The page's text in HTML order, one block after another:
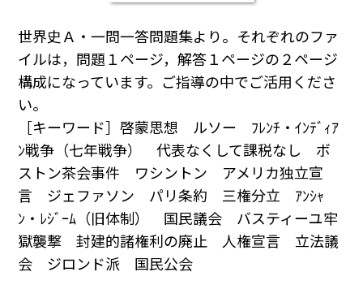
世界史Ａ・一問一答問題集より。それぞれのファ
イルは，問題１ページ，解答１ページの２ページ
構成になっています。ご指導の中でご活用くださ
い。
［キーワード］啓蒙思想 ルソー ﾌﾚﾝﾁ・ｲﾝﾃﾞｨｱ
ﾝ戦争（七年戦争） 代表なくして課税なし ボ
ストン茶会事件 ワシントン アメリカ独立宣
言 ジェファソン パリ条約 三権分立 ｱﾝｼｬ
ﾝ・ﾚｼﾞｰﾑ（旧体制） 国民議会 バスティーユ牢
獄襲撃 封建的諸権利の廃止 人権宣言 立法議
会 ジロンド派 国民公会